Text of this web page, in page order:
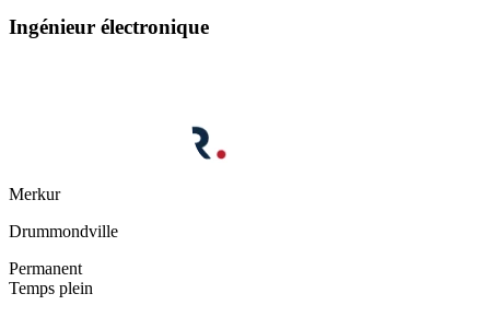
Ingénieur électronique
Merkur
Drummondville
Permanent
Temps plein